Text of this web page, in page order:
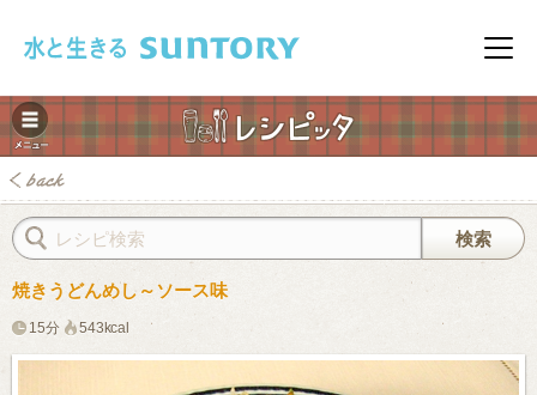
メニ
レシピ
焼きうどんめし～ソース味
15分 543kcal